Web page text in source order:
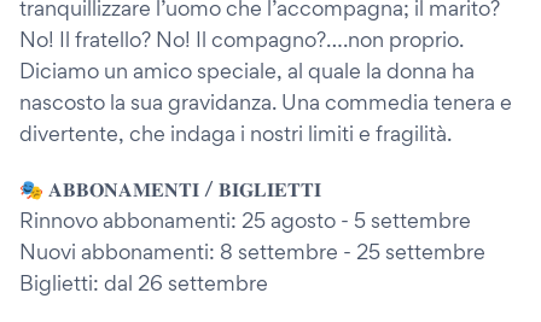
tranquillizzare l’uomo che l’accompagna; il marito?
No! Il fratello? No! Il compagno?….non proprio.
Diciamo un amico speciale, al quale la donna ha
nascosto la sua gravidanza. Una commedia tenera e
divertente, che indaga i nostri limiti e fragilità.
🎭 𝐀𝐁𝐁𝐎𝐍𝐀𝐌𝐄𝐍𝐓𝐈 / 𝐁𝐈𝐆𝐋𝐈𝐄𝐓𝐓𝐈
Rinnovo abbonamenti: 25 agosto - 5 settembre
Nuovi abbonamenti: 8 settembre - 25 settembre
Biglietti: dal 26 settembre